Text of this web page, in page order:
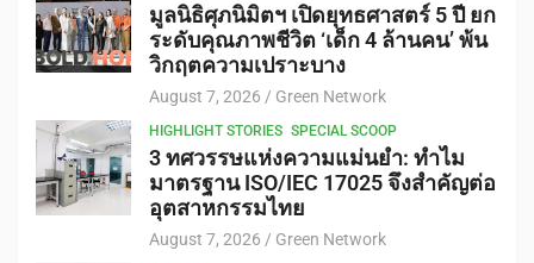
มูลนิธิศุภนิมิตฯ เปิดยุทธศาสตร์ 5 ปี ยก
ระดับคุณภาพชีวิต ‘เด็ก 4 ล้านคน’ พ้น
วิกฤตความเปราะบาง
August 7, 2026 Green Network
HIGHLIGHT STORIES SPECIAL SCOOP
3 ทศวรรษแห่งความแม่นยำ: ทำไม
มาตรฐาน ISO/IEC 17025 จึงสำคัญต่อ
อุตสาหกรรมไทย
August 7, 2026 Green Network